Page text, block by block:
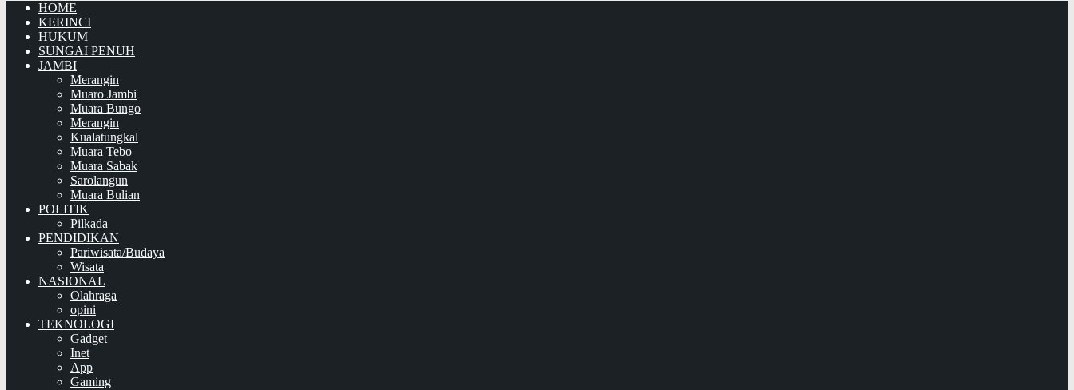
HOME
KERINCI
HUKUM
SUNGAI PENUH
JAMBI
Merangin
Muaro Jambi
Muara Bungo
Merangin
Kualatungkal
Muara Tebo
Muara Sabak
Sarolangun
Muara Bulian
POLITIK
Pilkada
PENDIDIKAN
Pariwisata/Budaya
Wisata
NASIONAL
Olahraga
opini
TEKNOLOGI
Gadget
Inet
App
Gaming